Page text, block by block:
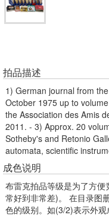
拍品描述
1) German journal from
October 1975 up to
the Association des Amis
2011. - 3) Approx. 20
Sotheby's and Retonio
automata, scientific
成色说明
布雷克拍品等级是为了方
常好到非常差)。 在目录图
色的级别。如(3/2)表示外